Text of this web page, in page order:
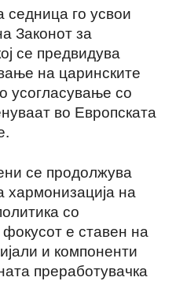
го усвои
Законот за
се предвидува
на царинските
усогласување со
во Европската
се продолжува
хармонизација на
со
е ставен на
и компоненти
преработувачка